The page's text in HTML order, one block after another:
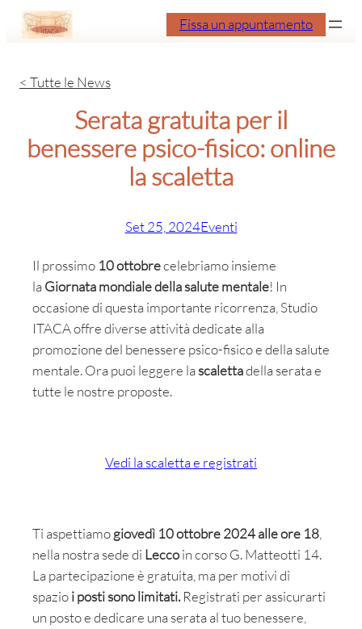
Fissa un appuntamento
< Tutte le News
Serata gratuita per il
benessere psico-fisico: online
la scaletta
Set 25, 2024Eventi
Il prossimo 10 ottobrecelebriamo insieme
la Giornata mondiale della salute mentale! In
occasione di questa importante ricorrenza, Studio
ITACA offre diverse attività dedicate alla
promozione del benessere psico-fisico e della salute
mentale. Ora puoi leggere lascalettadella serata e
tutte le nostre proposte.
Vedi la scaletta e registrati
Ti aspettiamogiovedì 10 ottobre 2024 alle ore 18,
nella nostra sede di Leccoin corso G. Matteotti 14.
La partecipazione è gratuita, ma per motivi di
spazioi posti sono limitati. Registrati per assicurarti
un posto e dedicare una serata al tuo benessere,